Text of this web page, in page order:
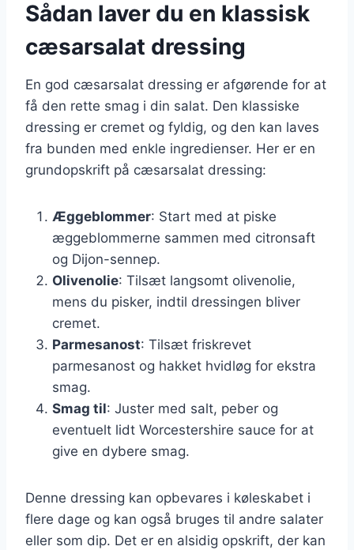
Sådan laver du en klassisk
cæsarsalat dressing
En god cæsarsalat dressing er afgørende for at
få den rette smag i din salat. Den klassiske
dressing er cremet og fyldig, og den kan laves
fra bunden med enkle ingredienser. Her er en
grundopskrift på cæsarsalat dressing:
Æggeblommer: Start med at piske
æggeblommerne sammen med citronsaft
og Dijon-sennep.
Olivenolie: Tilsæt langsomt olivenolie,
mens du pisker, indtil dressingen bliver
cremet.
Parmesanost: Tilsæt friskrevet
parmesanost og hakket hvidløg for ekstra
smag.
Smag til: Juster med salt, peber og
eventuelt lidt Worcestershire sauce for at
give en dybere smag.
Denne dressing kan opbevares i køleskabet i
flere dage og kan også bruges til andre salater
eller som dip. Det er en alsidig opskrift, der kan